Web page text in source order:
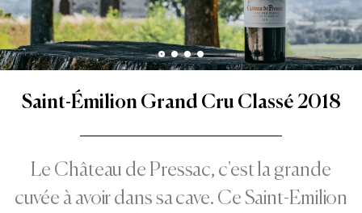
Saint-Émilion Grand Cru Classé 2018
Le Château de Pressac, c'est la grande
cuvée à avoir dans sa cave. Ce Saint-Emilion